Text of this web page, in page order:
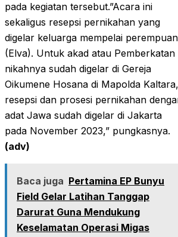
pada kegiatan tersebut.”Acara ini
sekaligus resepsi pernikahan yang
digelar keluarga mempelai perempuan
(Elva). Untuk akad atau Pemberkatan
nikahnya sudah digelar di Gereja
Oikumene Hosana di Mapolda Kaltara,
resepsi dan prosesi pernikahan
adat Jawa sudah digelar di Jakarta
pada November 2023,” pungkasnya.
(adv)
Baca juga Pertamina EP Bunyu
Field Gelar Latihan Tanggap
Darurat Guna Mendukung
Keselamatan Operasi Migas